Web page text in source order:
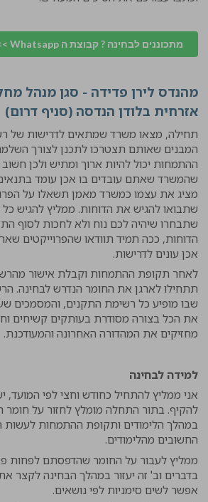
מתכוננים לבחינה ? קבוצת ה Whatsapp >>
מהנדס לירן פדידה - סגן מנהל
אזרחית בלודן הנדסה (סניף דרום)
תחילה, מצאו משרד שמתאים לדרישות של
המבנים שאותם תצטרכו לתכנן לצורך
ההתמחות יכול להיות ארוך ומתיש ולכן
שהמשרד שאתם עובדים בו אכן עומד
מציג את עצמו כמשרד מאמן תשאלו על
שתבואו להגיש את הדוחות. ממליץ להגיש
שתבחרו שיהיה לכם נוח ולא לחכות לסוף
הדוחות, ככה תמיד תוודאו שהפרוייקטים
אכן עונים לדרישות.
לאחר תקופת ההתמחות וקבלת אישור
תתחילו לארגן את החומר הנדרש לבחינה.
שבו מופיע כל רשימת התקנים, והמסמכים
את הכל בצורה מסודרת בעותקים קשיחים
מחזיקים את המהדורה האחרונה והמעודכנת.
למידה לבחינה
אני ממליץ להתחיל כחודש וחצי לפי
להקיף. בתור התחלה מומלץ לחזור על
במהלך הלימודים ותקופת ההתמחות לעשות
החשובים מהלימודים.
ממליץ לעבור על החומר שהדפסתם לפחות
בדברים וב' זה יעזור במהלך הבחינה לקצר
אפשר לשים סימניות לפי נושאים.